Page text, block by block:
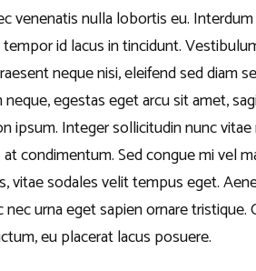
venenatis nulla lobortis eu.
id lacus in tincidunt.
neque nisi, eleifend sed diam
egestas eget arcu sit amet,
ipsum. Integer sollicitudin nunc
condimentum. Sed congue mi vel
sodales velit tempus eget.
urna eget sapien ornare tristique.
eu placerat lacus posuere.